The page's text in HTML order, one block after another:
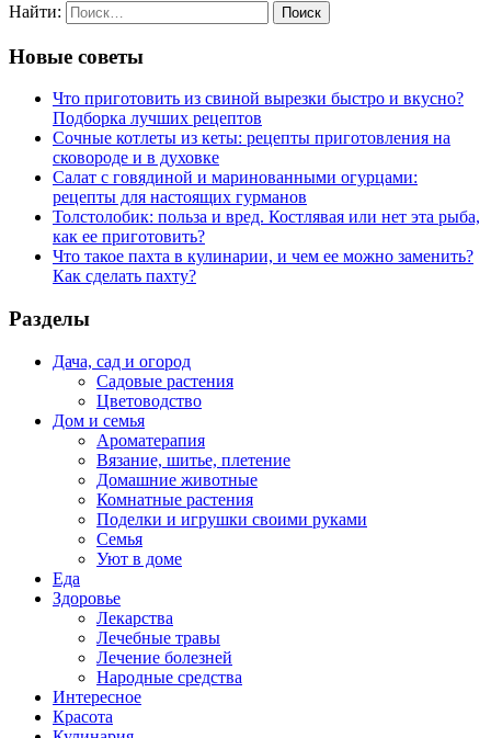
Найти:
Новые советы
Что приготовить из свиной вырезки быстро и вкусно?
Подборка лучших рецептов
Сочные котлеты из кеты: рецепты приготовления на
сковороде и в духовке
Салат с говядиной и маринованными огурцами:
рецепты для настоящих гурманов
Толстолобик: польза и вред. Костлявая или нет эта рыба,
как ее приготовить?
Что такое пахта в кулинарии, и чем ее можно заменить?
Как сделать пахту?
Разделы
Дача, сад и огород
Садовые растения
Цветоводство
Дом и семья
Ароматерапия
Вязание, шитье, плетение
Домашние животные
Комнатные растения
Поделки и игрушки своими руками
Семья
Уют в доме
Еда
Здоровье
Лекарства
Лечебные травы
Лечение болезней
Народные средства
Интересное
Красота